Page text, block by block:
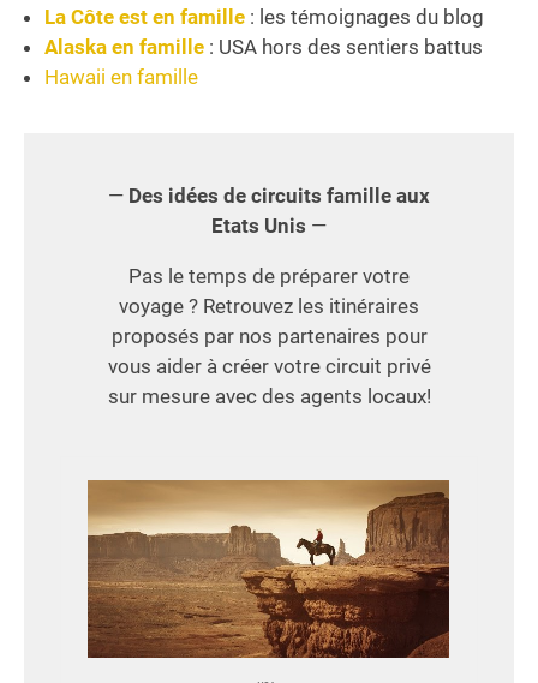
La Côte est en famille : les témoignages du blog
Alaska en famille : USA hors des sentiers battus
Hawaii en famille
— Des idées de circuits famille aux
Etats Unis —
Pas le temps de préparer votre
voyage ? Retrouvez les itinéraires
proposés par nos partenaires pour
vous aider à créer votre circuit privé
sur mesure avec des agents locaux!